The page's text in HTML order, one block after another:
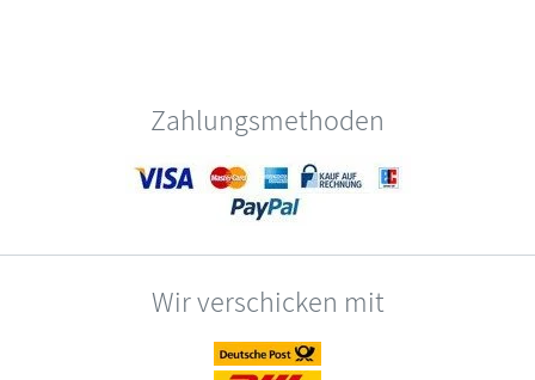
Zahlungsmethoden
Wir verschicken mit